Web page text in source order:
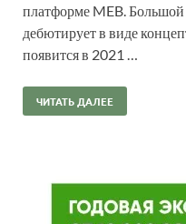
платформе MEB.
дебютирует в виде
появится в 2021 …
ЧИТАТЬ ДАЛЕЕ